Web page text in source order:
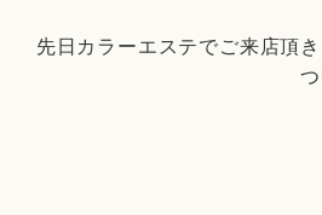
先日カラーエステでご来店頂